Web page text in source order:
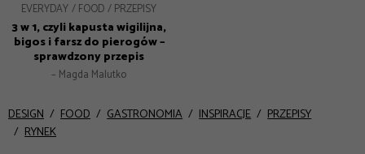
EVERYDAY FOOD PRZEPISY
3 w 1, czyli kapusta wigilijna,
bigos i farsz do pierogów –
sprawdzony przepis
– Magda Malutko
DESIGN FOOD GASTRONOMIA INSPIRACJE
PRZEPISY
RYNEK